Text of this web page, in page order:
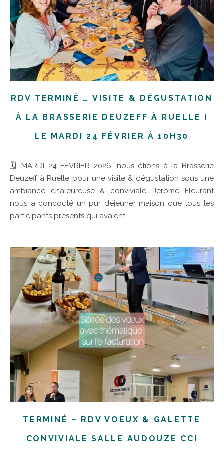
RDV TERMINÉ … VISITE & DÉGUSTATION
À LA BRASSERIE DEUZEFF À RUELLE I
LE MARDI 24 FÉVRIER À 10H30
🗓 MARDI 24 FÉVRIER 2026, nous étions à la Brasserie
Deuzeff à Ruelle pour une visite & dégustation sous une
ambiance chaleureuse & conviviale. Jérôme Fleurant
nous a concocté un pur déjeuner maison que tous les
participants présents qui avaient…
TERMINÉ – RDV VOEUX & GALETTE
CONVIVIALE SALLE AUDOUZE CCI